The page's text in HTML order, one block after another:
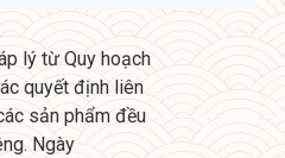
lý từ Quy hoạch
quyết định liên
sản phẩm đều
Ngày